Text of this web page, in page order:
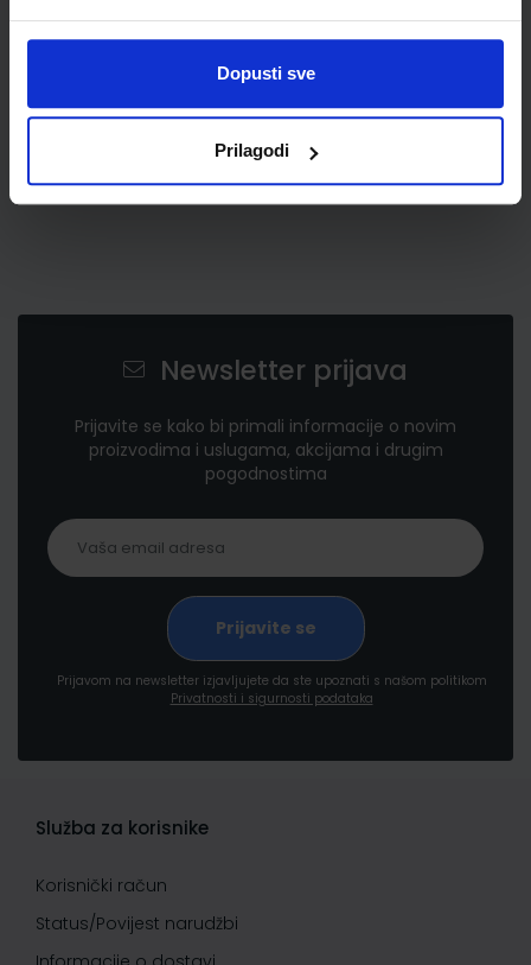
Dopusti sve
Prilagodi
Newsletter prijava
Prijavite se kako bi primali informacije o novim
proizvodima i uslugama, akcijama i drugim
pogodnostima
Prijavom na newsletter izjavljujete da ste upoznati s našom politikom
Privatnosti i sigurnosti podataka
Služba za korisnike
Korisnički račun
Status/Povijest narudžbi